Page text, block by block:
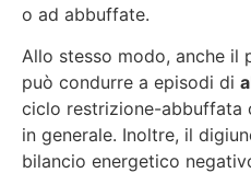
o ad abbuffate.
Allo stesso modo, anche il
può condurre a episodi di
ciclo restrizione-abbuffata
in generale. Inoltre, il
bilancio energetico